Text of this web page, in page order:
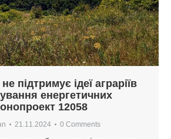
підтримує ідеї аграріїв
енергетичних
12058
21.11.2024 0 Comments